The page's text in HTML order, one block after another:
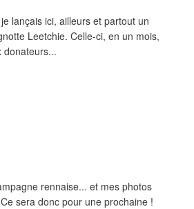
lançais ici, ailleurs et partout un
Leetchie. Celle-ci, en un mois,
donateurs...
rennaise... et mes photos
sera donc pour une prochaine !